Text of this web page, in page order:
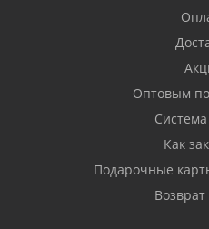
Оптовым
Как
Подарочные